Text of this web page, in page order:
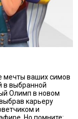
мечты ваших симов
в выбранной
Олимп в новом
карьеру
и